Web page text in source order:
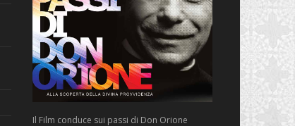
Il Film conduce sui passi di Don Orione